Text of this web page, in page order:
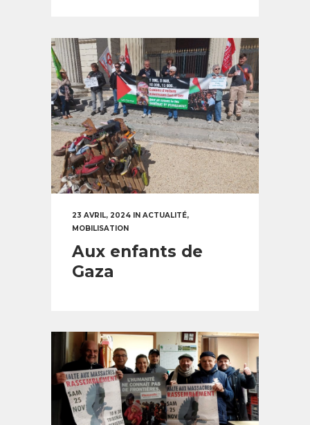
23 AVRIL, 2024 IN ACTUALITÉ,
MOBILISATION
Aux enfants de
Gaza